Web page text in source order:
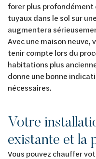
forer plus profondément
tuyaux dans le sol sur
augmentera
Avec une maison neuve,
tenir compte lors du
habitations plus
donne une bonne
nécessaires.
Votre
existante et la
Vous pouvez chauffer